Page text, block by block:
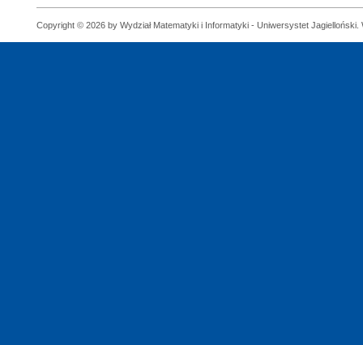
Copyright © 2026 by Wydział Matematyki i Informatyki - Uniwersystet